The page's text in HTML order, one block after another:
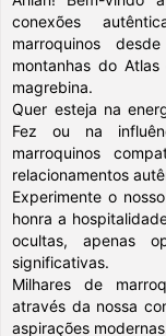
conexões
marroquinos
montanhas do
magrebina.
Quer esteja na
Fez ou na
marroquinos
relacionamentos
Experimente o
honra a
ocultas, apenas
significativas.
Milhares de
através da nossa
aspirações